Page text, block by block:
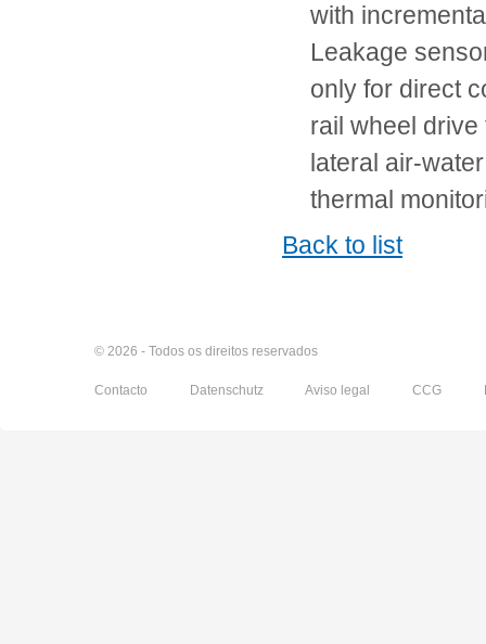
with
Leakage
only for direct
rail wheel
lateral air-
thermal
Back to list
© 2026 - Todos os direitos reservados
Contacto Datenschutz Aviso legal CCG